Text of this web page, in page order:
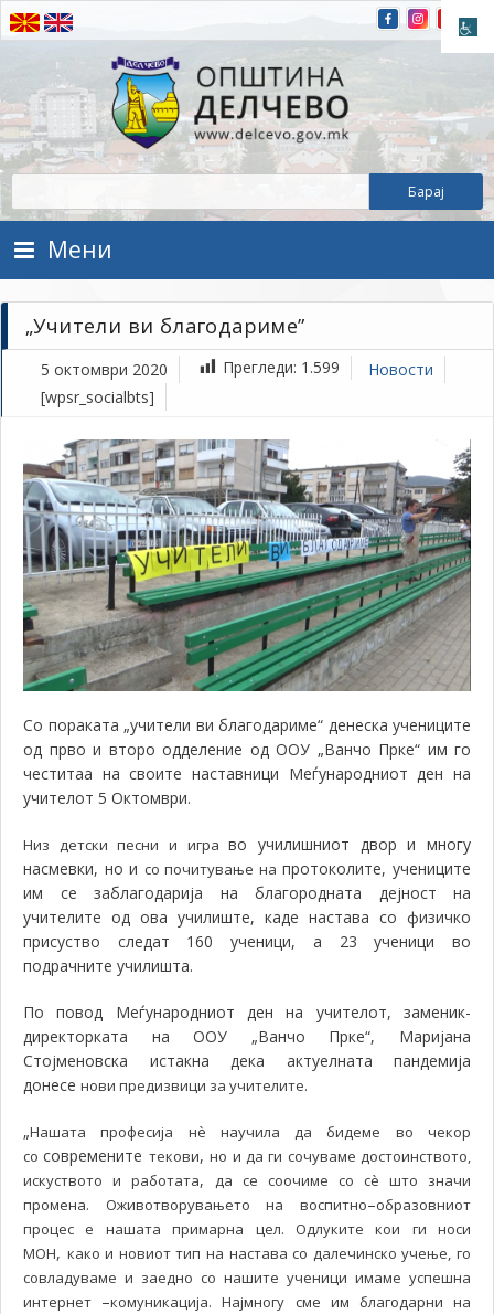
Прескокнете на содржината
Општина Делчево
Општина Делчево
Мени
„Учители ви благодариме”
5 октомври 2020 Прегледи: 1.599
Новости
[wpsr_socialbts]
Со пораката „учители ви благодариме“ денеска учениците
од прво и второ одделение од ООУ „Ванчо Прке“ им го
честитаа на своите наставници Меѓународниот ден на
учителот 5 Октомври.
Низ детски песни и играво училишниот двор и многу
насмевки, но и со почитување на протоколите, учениците
им се заблагодарија на благородната дејност на
учителите од ова училиште, каде настава со физичко
присуство следат 160 ученици, а 23 ученици во
подрачните училишта.
По повод Меѓународниот ден на учителот, заменик-
директорката на ООУ „Ванчо Прке“, Маријана
Стојменовска истакна дека актуелната пандемија
донесе нови предизвици за учителите.
„Нашата професија нè научила да бидеме во чекор
сосовремените текови, но и да ги сочуваме достоинството,
искуството и работата,
да се соочиме со сè што значи
промена. Оживотворувањето на воспитно–образовниот
процес е нашата примарна цел. Одлуките кои ги носи
МОН, како и новиот тип на наставa со далечинско учење, го
совладуваме и заедно со нашите ученици имаме успешна
интернет –комуникација. Најмногу сме им благодарни на